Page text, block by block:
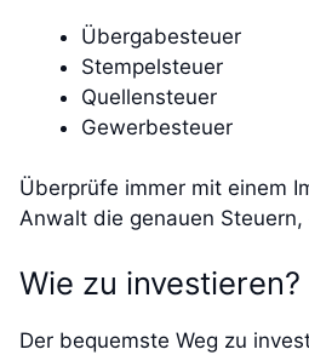
Übergabesteuer
Stempelsteuer
Quellensteuer
Gewerbesteuer
Überprüfe immer mit einem
Anwalt die genauen
Wie zu investieren?
Der bequemste Weg zu